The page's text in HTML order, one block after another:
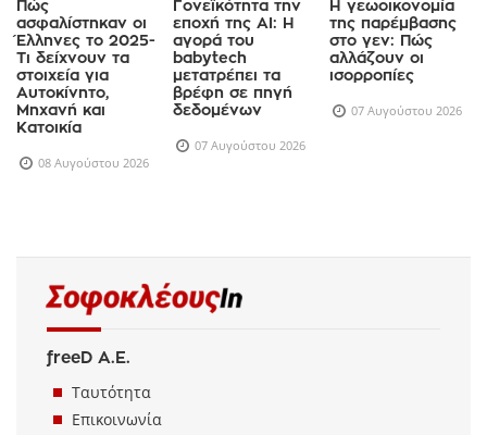
Πώς
ασφαλίστηκαν οι
Έλληνες το 2025-
Τι δείχνουν τα
στοιχεία για
Αυτοκίνητο,
Μηχανή και
Κατοικία
08 Αυγούστου 2026
Γονεϊκότητα την
εποχή της AI: Η
αγορά του
babytech
μετατρέπει τα
βρέφη σε πηγή
δεδομένων
07 Αυγούστου 2026
Η γεωοικονομία
της παρέμβασης
στο γεν: Πώς
αλλάζουν οι
ισορροπίες
07 Αυγούστου 2026
freeD Α.Ε.
Ταυτότητα
Επικοινωνία